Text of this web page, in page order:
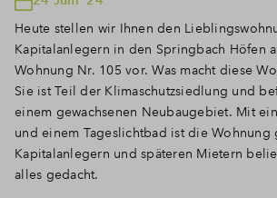
Heute stellen wir Ihnen den
Kapitalanlegern in den Springbach Höfen
Wohnung Nr. 105 vor. Was macht diese
Sie ist Teil der Klimaschutzsiedlung und
einem gewachsenen Neubaugebiet. Mit
und einem Tageslichtbad ist die Wohnung
Kapitalanlegern und späteren Mietern
alles gedacht.